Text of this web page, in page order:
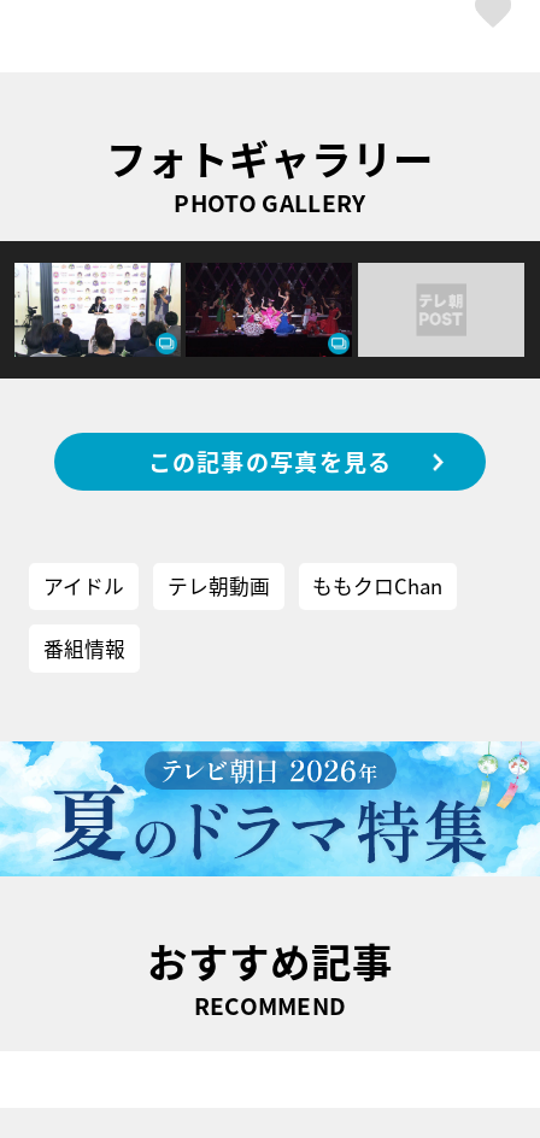
フォトギャラリー
PHOTO GALLERY
この記事の写真を見る
アイドル テレ朝動画 ももクロChan
番組情報
おすすめ記事
RECOMMEND